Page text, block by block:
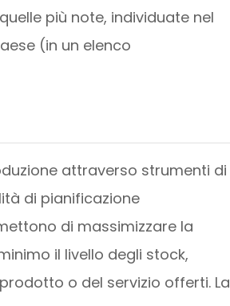
più note, individuate nel
(in un elenco
attraverso strumenti di
di pianificazione
di massimizzare la
il livello degli stock,
o del servizio offerti. La